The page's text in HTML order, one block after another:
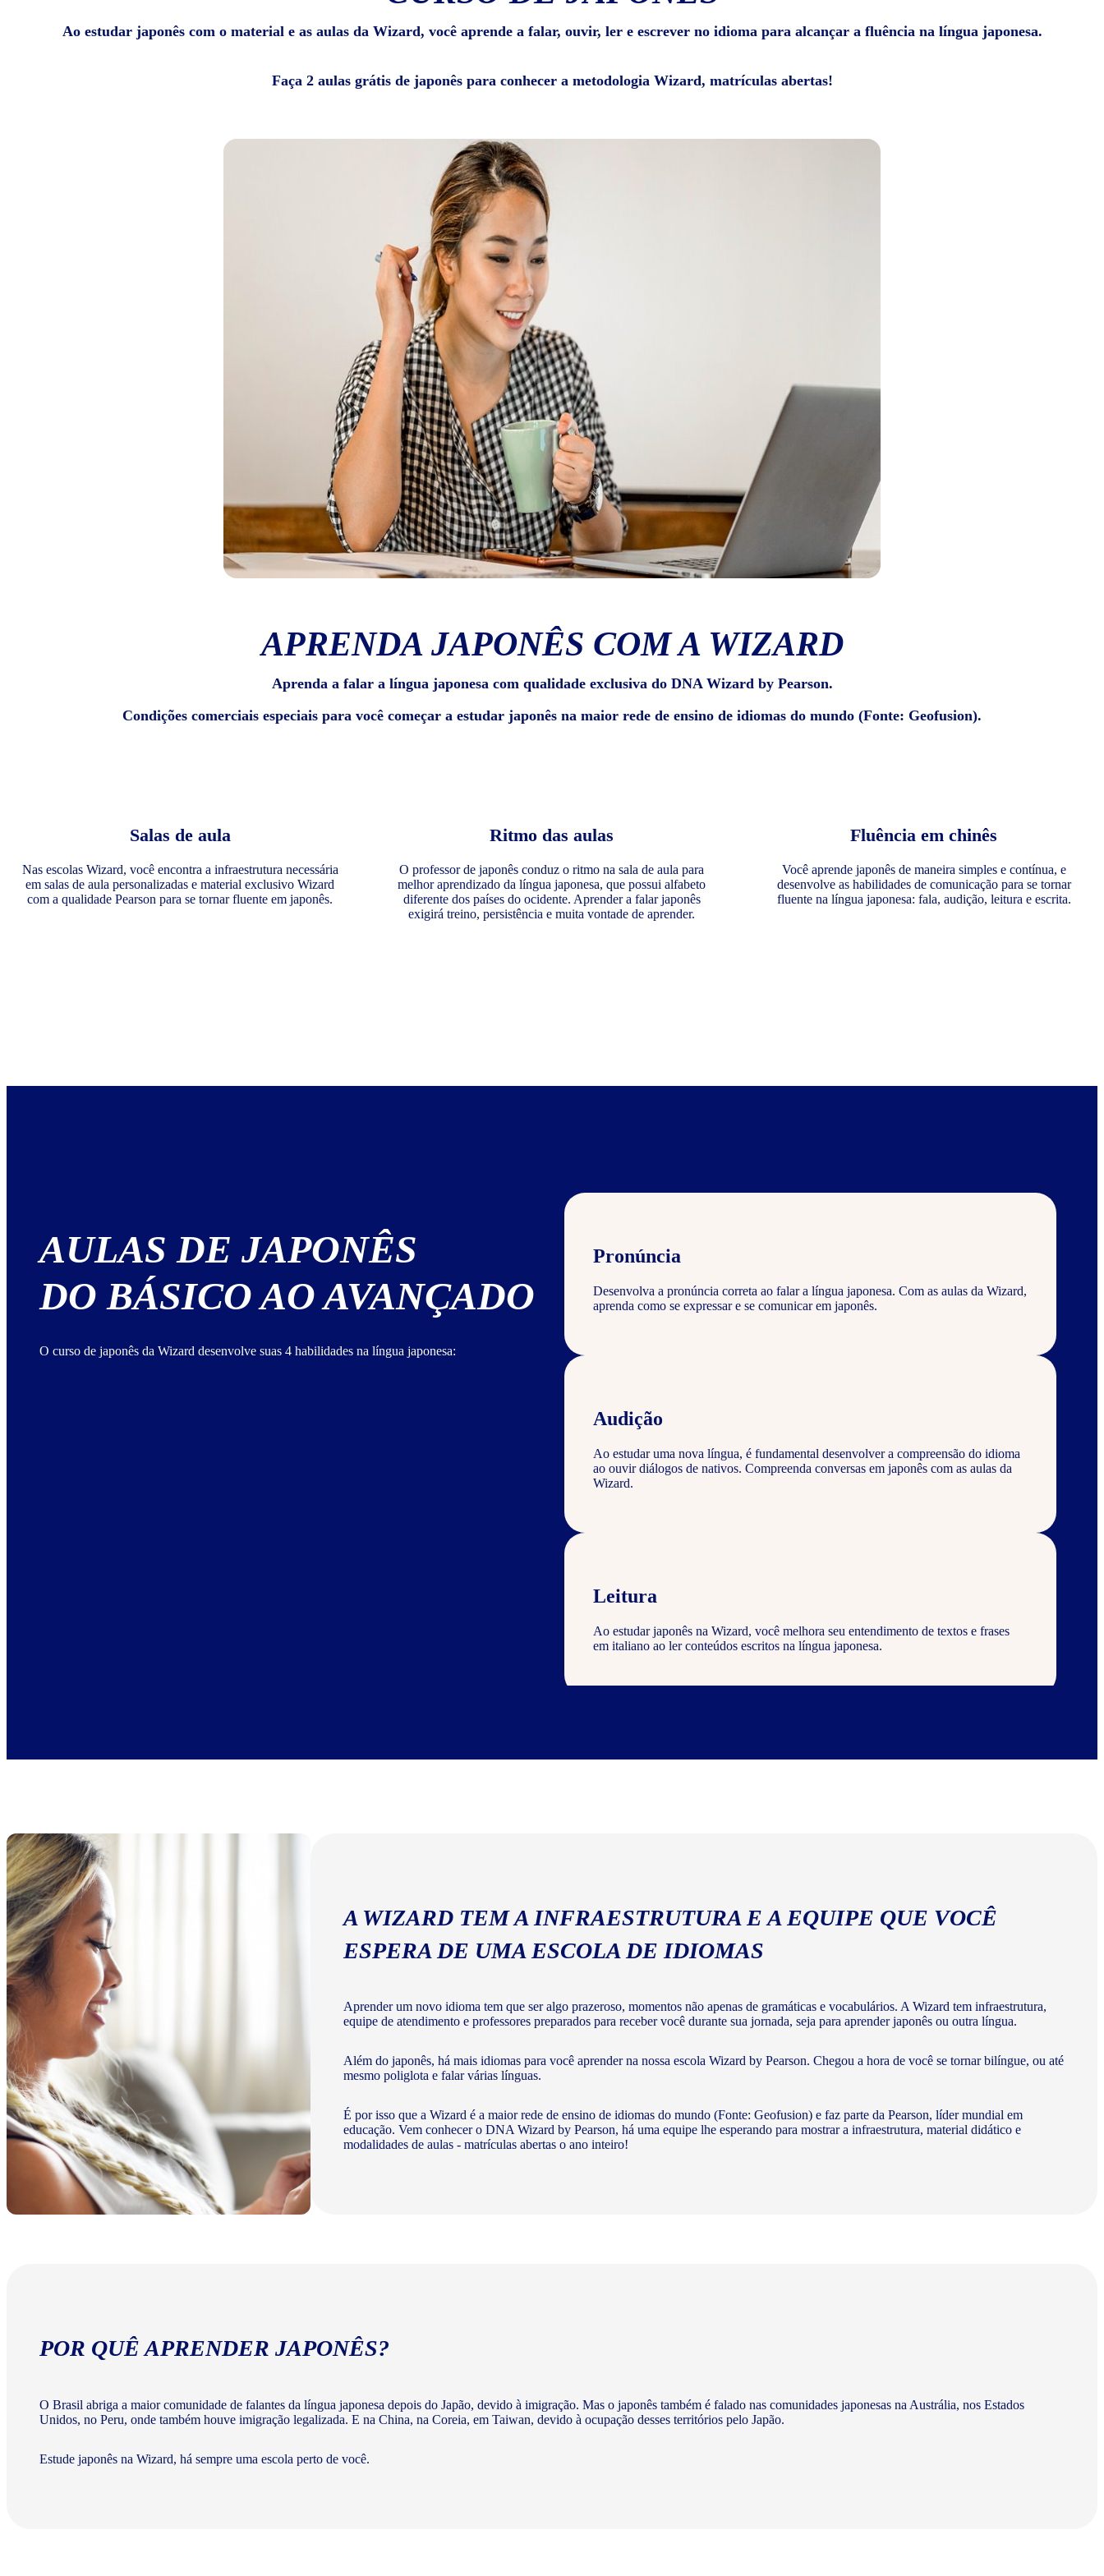
Ao estudar japonês com o material e as aulas da Wizard, você aprende a falar, ouvir, ler e escrever no idioma para alcançar a fluência na língua japonesa.
Faça 2 aulas grátis de japonês para conhecer a metodologia Wizard, matrículas abertas!
APRENDA JAPONÊS COM A WIZARD
Aprenda a falar a língua japonesa com qualidade exclusiva do DNA Wizard by Pearson.
Condições comerciais especiais para você começar a estudar japonês na maior rede de ensino de idiomas do mundo (Fonte: Geofusion).
Salas de aula
Nas escolas Wizard, você encontra a infraestrutura necessária
em salas de aula personalizadas e material exclusivo Wizard
com a qualidade Pearson para se tornar fluente em japonês.
Ritmo das aulas
O professor de japonês conduz o ritmo na sala de aula para
melhor aprendizado da língua japonesa, que possui alfabeto
diferente dos países do ocidente. Aprender a falar japonês
exigirá treino, persistência e muita vontade de aprender.
Fluência em chinês
Você aprende japonês de maneira simples e contínua, e
desenvolve as habilidades de comunicação para se tornar
fluente na língua japonesa: fala, audição, leitura e escrita.
AULAS DE JAPONÊS
DO BÁSICO AO AVANÇADO
O curso de japonês da Wizard desenvolve suas 4 habilidades na língua japonesa:
Pronúncia
Desenvolva a pronúncia correta ao falar a língua japonesa. Com as aulas da Wizard,
aprenda como se expressar e se comunicar em japonês.
Audição
Ao estudar uma nova língua, é fundamental desenvolver a compreensão do idioma
ao ouvir diálogos de nativos. Compreenda conversas em japonês com as aulas da
Wizard.
Leitura
Ao estudar japonês na Wizard, você melhora seu entendimento de textos e frases
em italiano ao ler conteúdos escritos na língua japonesa.
Escrita
A WIZARD TEM A INFRAESTRUTURA E A EQUIPE QUE VOCÊ
ESPERA DE UMA ESCOLA DE IDIOMAS
Aprender um novo idioma tem que ser algo prazeroso, momentos não apenas de gramáticas e vocabulários. A Wizard tem infraestrutura,
equipe de atendimento e professores preparados para receber você durante sua jornada, seja para aprender japonês ou outra língua.
Além do japonês, há mais idiomas para você aprender na nossa escola Wizard by Pearson. Chegou a hora de você se tornar bilíngue, ou até
mesmo poliglota e falar várias línguas.
É por isso que a Wizard é a maior rede de ensino de idiomas do mundo (Fonte: Geofusion) e faz parte da Pearson, líder mundial em
educação. Vem conhecer o DNA Wizard by Pearson, há uma equipe lhe esperando para mostrar a infraestrutura, material didático e
modalidades de aulas - matrículas abertas o ano inteiro!
POR QUÊ APRENDER JAPONÊS?
O Brasil abriga a maior comunidade de falantes da língua japonesa depois do Japão, devido à imigração. Mas o japonês também é falado nas comunidades japonesas na Austrália, nos Estados
Unidos, no Peru, onde também houve imigração legalizada. E na China, na Coreia, em Taiwan, devido à ocupação desses territórios pelo Japão.
Estude japonês na Wizard, há sempre uma escola perto de você.